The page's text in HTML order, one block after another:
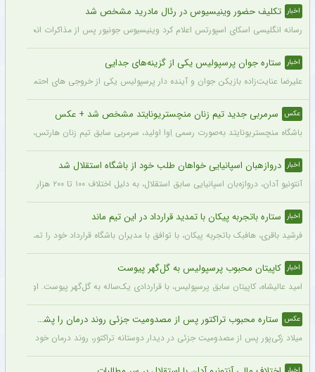
اخبار تکلیف حضور وینیسیوس در رئال مادرید مشخص شد
رسانه انگلیسی اسکای اسپورتس اعلام کرد وینیسیوس جونیور پس از مذاکرات انجام شده
اخبار ستاره جوان پرسپولیس یکی از گزینه‌های جدایی
علیرضا عنایت‌زاده بازیکن جوان و آینده دار پرسپولیس یکی از خروجی های احتمالی
عکس سرمربی جدید تیم زنان منچستریونایتد مشخص شد + عکس
باشگاه منچستریونایتد به‌صورت رسمی اِوا اولید، سرمربی سابق تیم زنان هارتس، را
اخبار دروازهبان اسپانیایی خواهان طلب خود از باشگاه استقلال شد
آنتونیو آدان، دروازه‌بان اسپانیایی سابق استقلال، به دلیل اختلاف ۱۰۰ تا ۲۰۰ هزار یورویی در مطالبات خود، قصد شکایت از باشگاه را دارد.
اخبار ستاره باتجربه پیکان با تمدید قرارداد در این تیم ماند
فرشید باقری، هافبک باتجربه پیکان، با توافق با مدیران باشگاه قرارداد خود را تمدید
اخبار کاپیتان محبوب پرسپولیس به گل‌گهر پیوست
امید عالیشاه، کاپیتان سابق پرسپولیس، با قراردادی یک‌ساله به گل‌گهر پیوست. او
عکس ستاره محبوب تراکتور پس از مصدومیت جزئی روند درمان را پشت سر گذاشت + عکس
میلاد زکی‌پور پس از مصدومیت جزئی در دیدار دوستانه تراکتور، روند درمان خود را